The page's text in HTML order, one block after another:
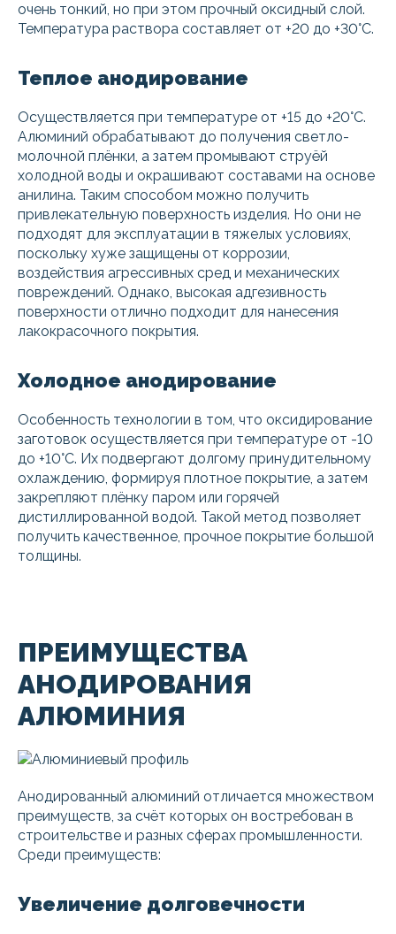
очень тонкий, но при этом прочный оксидный слой.
Температура раствора составляет от +20 до +30°С.
Теплое анодирование
Осуществляется при температуре от +15 до +20°С.
Алюминий обрабатывают до получения светло-
молочной плёнки, а затем промывают струёй
холодной воды и окрашивают составами на основе
анилина. Таким способом можно получить
привлекательную поверхность изделия. Но они не
подходят для эксплуатации в тяжелых условиях,
поскольку хуже защищены от коррозии,
воздействия агрессивных сред и механических
повреждений. Однако, высокая адгезивность
поверхности отлично подходит для нанесения
лакокрасочного покрытия.
Холодное анодирование
Особенность технологии в том, что оксидирование
заготовок осуществляется при температуре от -10
до +10°С. Их подвергают долгому принудительному
охлаждению, формируя плотное покрытие, а затем
закрепляют плёнку паром или горячей
дистиллированной водой. Такой метод позволяет
получить качественное, прочное покрытие большой
толщины.
ПРЕИМУЩЕСТВА
АНОДИРОВАНИЯ
АЛЮМИНИЯ
Анодированный алюминий отличается множеством
преимуществ, за счёт которых он востребован в
строительстве и разных сферах промышленности.
Среди преимуществ:
Увеличение долговечности